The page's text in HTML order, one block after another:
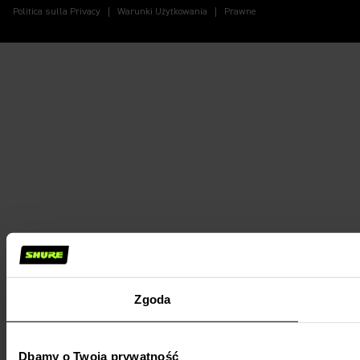
Zgoda
Dbamy o Twoją prywatność
Politica sulla Privacy
Warunki Użytkowania Prawne